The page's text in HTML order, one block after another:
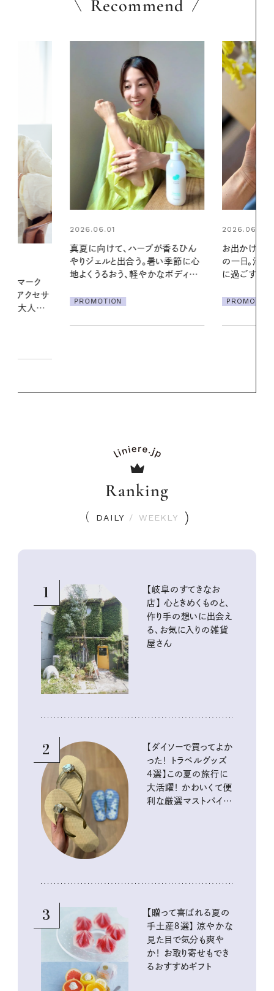
Recommend
2026.06.01
お出かけ前のひと手間で変わる、夏
の一日。汗ばむ季節を「ごきげん」
に過ごす私の新習慣
PROMOTION
2026.07.24
夏の髪と心
る【大人気の
1本で汗ばむ
PROMOTION
Ranking
DAILY / WEEKLY
1
【岐阜のすてきなお
店】 心ときめくものと、
作り手の想いに出会え
る、お気に入りの雑貨
屋さん
2
【ダイソーで買ってよか
った！ トラベルグッズ
4選】この夏の旅行に
大活躍！ かわいくて便
利な厳選マストバイア
3
【贈って喜ばれる夏の
手土産８選】 涼やかな
見た目で気分も爽や
か！ お取り寄せもでき
るおすすめギフト